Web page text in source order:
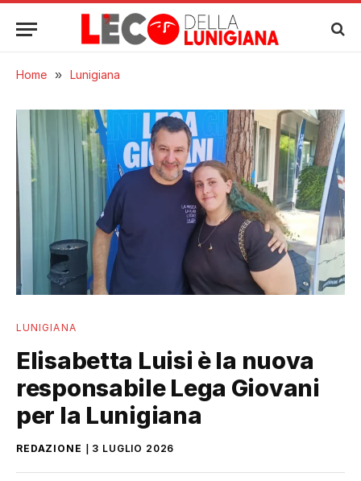
Home » Lunigiana
LUNIGIANA
Elisabetta Luisi è la nuova
responsabile Lega Giovani
per la Lunigiana
REDAZIONE 3 LUGLIO 2026